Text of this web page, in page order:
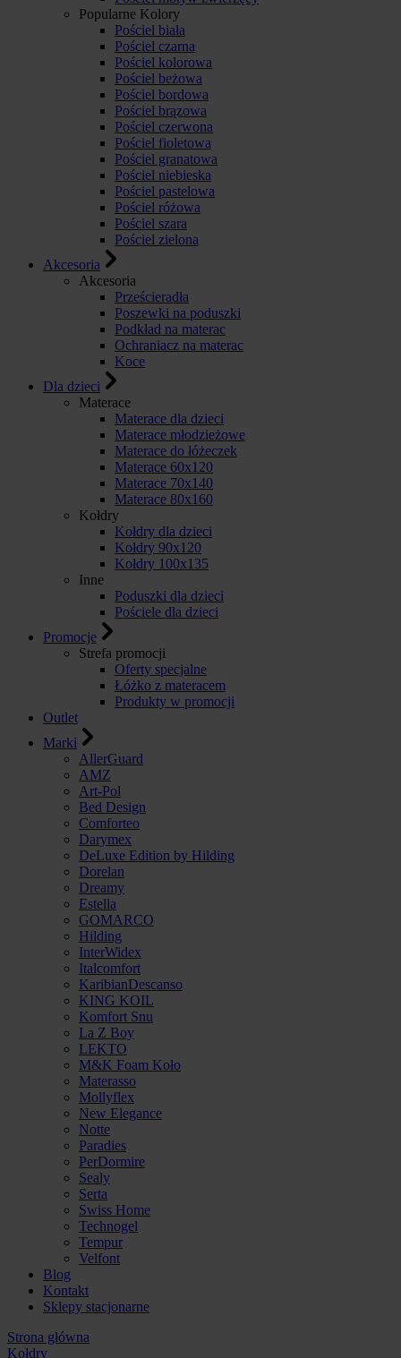
Popularne Kolory
Pościel biała
Pościel czarna
Pościel kolorowa
Pościel beżowa
Pościel bordowa
Pościel brązowa
Pościel czerwona
Pościel fioletowa
Pościel granatowa
Pościel niebieska
Pościel pastelowa
Pościel różowa
Pościel szara
Pościel zielona
Akcesoria
Akcesoria
Prześcieradła
Poszewki na poduszki
Podkład na materac
Ochraniacz na materac
Koce
Dla dzieci
Materace
Materace dla dzieci
Materace młodzieżowe
Materace do łóżeczek
Materace 60x120
Materace 70x140
Materace 80x160
Kołdry
Kołdry dla dzieci
Kołdry 90x120
Kołdry 100x135
Inne
Poduszki dla dzieci
Pościele dla dzieci
Promocje
Strefa promocji
Oferty specjalne
Łóżko z materacem
Produkty w promocji
Outlet
Marki
AllerGuard
AMZ
Art-Pol
Bed Design
Comforteo
Darymex
DeLuxe Edition by Hilding
Dorelan
Dreamy
Estella
GOMARCO
Hilding
InterWidex
Italcomfort
KaribianDescanso
KING KOIL
Komfort Snu
La Z Boy
LEKTO
M&K Foam Koło
Materasso
Mollyflex
New Elegance
Notte
Paradies
PerDormire
Sealy
Serta
Swiss Home
Technogel
Tempur
Velfont
Blog
Kontakt
Sklepy stacjonarne
Strona główna
Kołdry